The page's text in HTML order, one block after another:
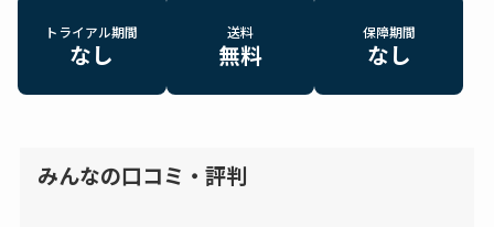
トライアル期間
なし
送料
無料
保障期間
なし
みんなの口コミ・評判